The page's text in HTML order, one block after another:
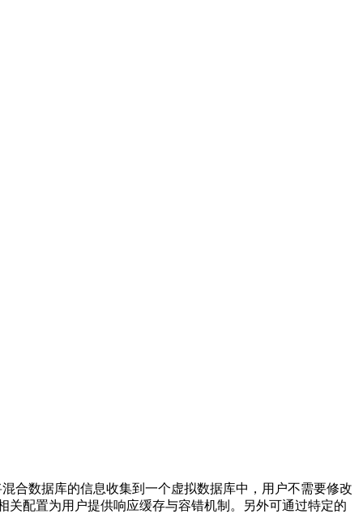
合数据库的信息收集到一个虚拟数据库中，用户不需要修改
配置为用户提供响应缓存与容错机制。另外可通过特定的